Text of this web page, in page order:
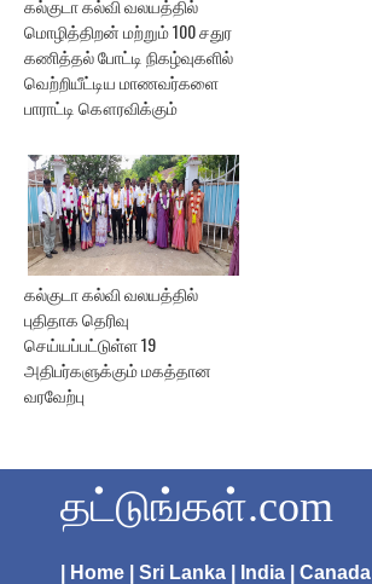
கல்குடா கல்வி வலயத்தில்
மொழித்திறன் மற்றும் 100 சதுர
கணித்தல் போட்டி நிகழ்வுகளில்
வெற்றியீட்டிய மாணவர்களை
பாராட்டி கௌரவிக்கும்
கல்குடா கல்வி வலயத்தில்
புதிதாக தெரிவு
செய்யப்பட்டுள்ள 19
அதிபர்களுக்கும் மகத்தான
வரவேற்பு
தட்டுங்கள்.com
| Home | Sri Lanka | India | Canada